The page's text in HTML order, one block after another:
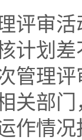
评审
计划
管理
关部
作情